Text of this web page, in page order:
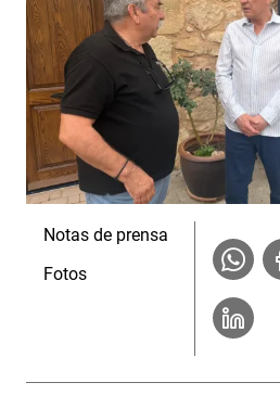
Notas de prensa
Fotos